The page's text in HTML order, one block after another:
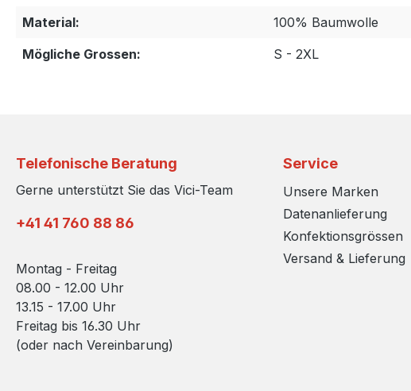
Material:
100% Baumwolle
Mögliche Grossen:
S - 2XL
Telefonische Beratung
Gerne unterstützt Sie das Vici-Team
+41 41 760 88 86
Montag - Freitag
08.00 - 12.00 Uhr
13.15 - 17.00 Uhr
Freitag bis 16.30 Uhr
(oder nach Vereinbarung)
Service
Unsere Marken
Datenanlieferung
Konfektionsgrössen
Versand & Lieferung